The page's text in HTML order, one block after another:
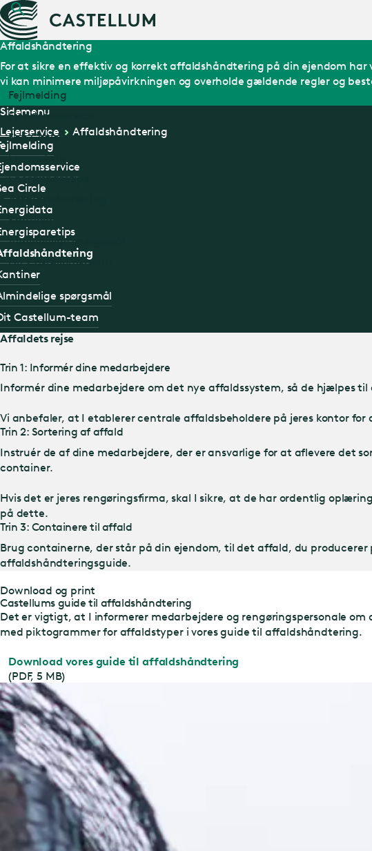
Fejlmelding
Ejendomsservice
Sea Circle
Energidata
Energisparetips
Affaldshåndtering
Kantiner
Almindelige spørgsmål
Dit Castellum-team
Affaldshåndtering
For at sikre en effektiv og korrekt affaldshåndtering på din ejendom
vi kan minimere miljøpåvirkningen og overholde gældende regler og
Sidemenu
Lejerservice
Affaldshåndtering
Circle
spørgsmål
Castellum-team
Affaldets rejse
Trin 1: Informér dine medarbejdere
Informér dine medarbejdere om det nye affaldssystem, så de hjælpes til
Vi anbefaler, at I etablerer centrale affaldsbeholdere på jeres kontor
Trin 2: Sortering af affald
Instruér de af dine medarbejdere, der er ansvarlige for at aflevere det
container.
Hvis det er jeres rengøringsfirma, skal I sikre, at de har ordentlig
på dette.
Trin 3: Containere til affald
Brug containerne, der står på din ejendom, til det affald, du
affaldshåndteringsguide.
Download og print
Castellums guide til affaldshåndtering
Det er vigtigt, at I informerer medarbejdere og rengøringspersonale
med piktogrammer for affaldstyper i vores guide til affaldshåndtering.
Download vores guide til affaldshåndtering
(PDF, 5 MB)